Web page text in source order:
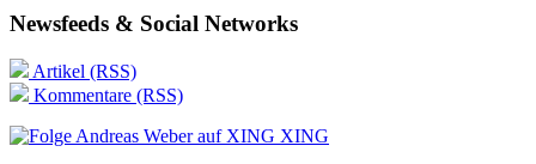
Newsfeeds & Social Networks
Artikel (RSS)
Kommentare (RSS)
XING